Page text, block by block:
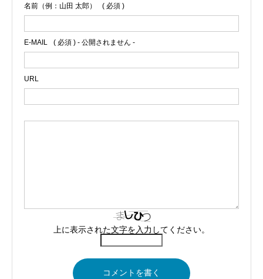
名前（例：山田 太郎） ( 必須 )
E-MAIL ( 必須 ) - 公開されません -
URL
上に表示された文字を入力してください。